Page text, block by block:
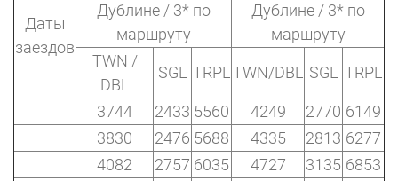
Даты
заездов
Дублине / 3* по
маршруту
Дублине / 3* по
маршруту
TWN /
DBL
SGL TRPL TWN/DBL SGL TRPL
3744 2433 5560 4249 2770 6149
3830
2476 5688 4335 2813 6277
4082
2757 6035 4727 3135 6853